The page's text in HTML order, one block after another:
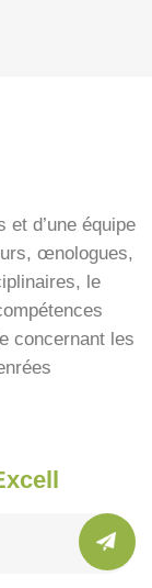
et d’une équipe
œnologues,
le
concernant les